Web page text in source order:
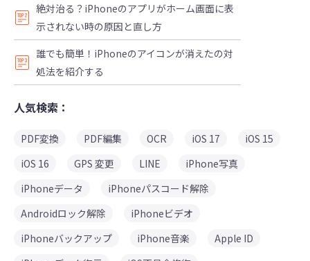
絶対治る？iPhoneのアプリがホーム画面に表
示されない時の原因と直し方
誰でも簡単！iPhoneのアイコンが消えたの対
処法を紹介する
人気検索：
PDF変換 PDF編集 OCR iOS 17
iOS 15
iOS 16
GPS 変更 LINE
iPhone写真
iPhoneデータ
iPhoneパスコード解除
Androidロック解除
iPhoneビデオ
iPhoneバックアップ
iPhone音楽
Apple ID